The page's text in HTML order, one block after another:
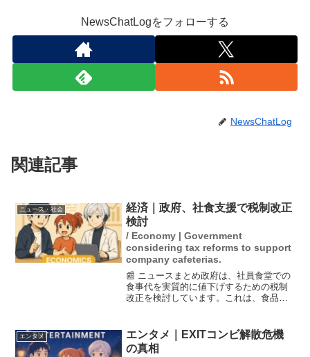
NewsChatLogをフォローする
NewsChatLog
関連記事
ニュース・社会
経済｜政府、社食支援で税制改正
検討
/ Economy | Government
considering tax reforms to support
company cafeterias.
📰 ニュースまとめ政府は、社員食堂での
食事代を実質的に値下げするための税制
改正を検討しています。これは、食品価
税限度額を引き上げることが目的です。
この改正が実施されれば...
エンタメ
エンタメ｜EXITコンビ解散危機
の真相